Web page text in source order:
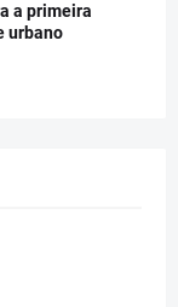
a primeira
urbano